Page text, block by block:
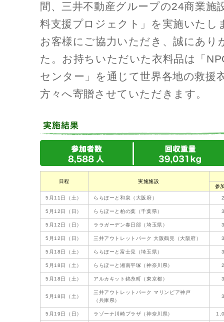
間、三井不動産グループの24商業施
料支援プロジェクト」を実施いたし
お客様にご協力いただき、誠にあり
た。お持ちいただいた衣料品は「
センター」を通じて世界各地の救援
方々へ寄贈させていただきます。
日程
実施施設
参
5月11日（土） ららぽーと和泉（大阪府）
5月12日（日） ららぽーと柏の葉（千葉県）
5月12日（日） ララガーデン春日部（埼玉県）
5月12日（日） 三井アウトレットパーク 大阪鶴見（大阪府）
5月18日（土） ららぽーと富士見（埼玉県）
5月18日（土） ららぽーと湘南平塚（神奈川県）
5月18日（土） アルカキット錦糸町（東京都）
5月18日（土）
三井アウトレットパーク マリンピア神戸
（兵庫県）
5月19日（日） ラゾーナ川崎プラザ（神奈川県）